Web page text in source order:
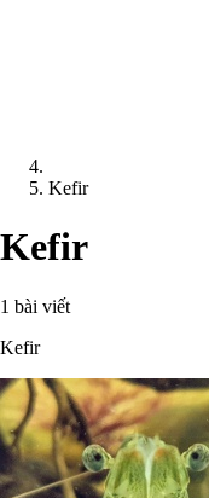
Kefir
Kefir
1 bài viết
Kefir